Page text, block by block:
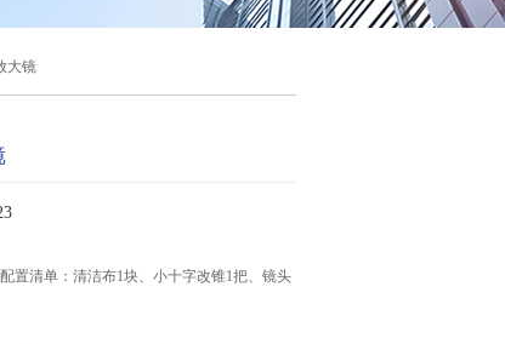
大镜
置清单：清洁布1块、小十字改锥1把、镜头